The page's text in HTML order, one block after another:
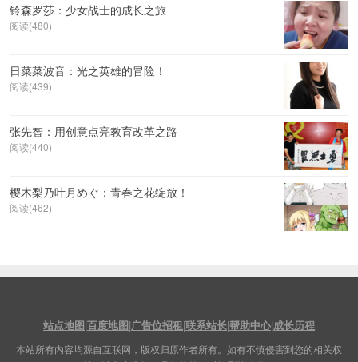
铃森罗莎：少女战士的成长之旅
阅读(480)
日菜菜波音：光之英雄的冒险！
阅读(439)
张先智：用创意点亮教育改革之路
阅读(440)
樱木梨乃叶月めぐ：青春之花绽放！
阅读(462)
站点地图|百度地图|广告位招租|联系站长|帮助中心|成长历程
本站所有内容均源自互联网，版权归原作者所有。如有不慎侵害到您的相关权